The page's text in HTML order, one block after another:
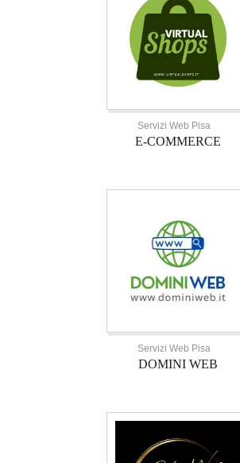
Servizi Web Pisa
E-COMMERCE
Servizi Web Pisa
DOMINI WEB